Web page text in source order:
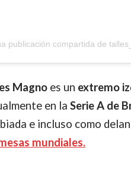
publicación compartida de
Magno es un extremo
en la Serie A de
e incluso como
mundiales.